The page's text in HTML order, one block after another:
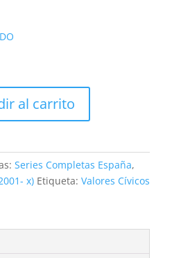
al carrito
Series Completas España,
x) Etiqueta: Valores Cívicos